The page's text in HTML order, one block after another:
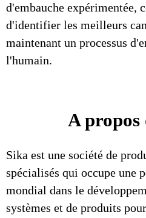
d'embauche expérimentée,
d'identifier les meilleurs
maintenant un processus
l'humain.
A propos
Sika est une société de
spécialisés qui occupe une
mondial dans le
systèmes et de produits